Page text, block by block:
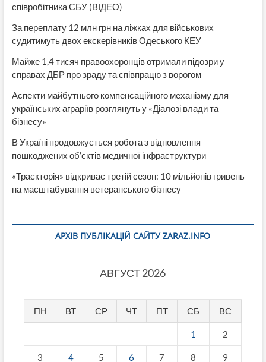
співробітника СБУ (ВІДЕО)
За переплату 12 млн грн на ліжках для військових
судитимуть двох екскерівників Одеського КЕУ
Майже 1,4 тисяч правоохоронців отримали підозри у
справах ДБР про зраду та співпрацю з ворогом
Аспекти майбутнього компенсаційного механізму для
українських аграріїв розглянуть у «Діалозі влади та
бізнесу»
В Україні продовжується робота з відновлення
пошкоджених об’єктів медичної інфраструктури
«Траєкторія» відкриває третій сезон: 10 мільйонів гривень
на масштабування ветеранського бізнесу
АРХІВ ПУБЛІКАЦІЙ САЙТУ ZARAZ.INFO
АВГУСТ 2026
ПН ВТ СР ЧТ ПТ СБ ВС
1 2
3 4 5 6 7 8 9